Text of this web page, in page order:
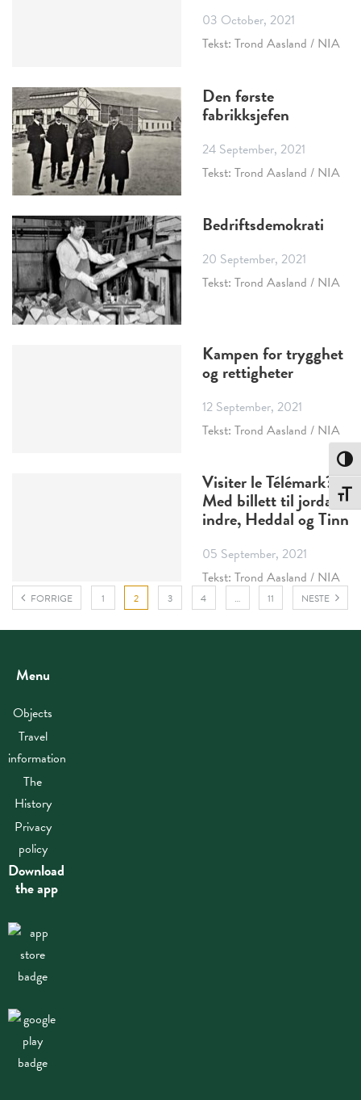
03 October, 2021
Tekst: Trond Aasland / NIA
Den første
fabrikksjefen
24 September, 2021
Tekst: Trond Aasland / NIA
Bedriftsdemokrati
20 September, 2021
Tekst: Trond Aasland / NIA
Kampen for trygghet
og rettigheter
12 September, 2021
Tekst: Trond Aasland / NIA
Visiter le Télémark?
Med billett til jordas
indre, Heddal og Tinn
05 September, 2021
Tekst: Trond Aasland / NIA
FORRIGE 1 2 3 4 … 11 NESTE
Menu
Objects
Travel
information
The
History
Privacy
policy
Download
the app